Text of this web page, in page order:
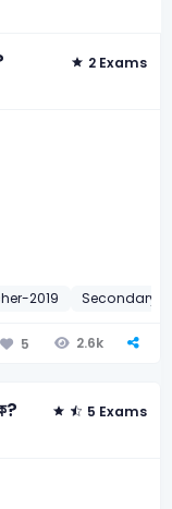
2 Exams
2019 Secondary
5 2.6k
5 Exams